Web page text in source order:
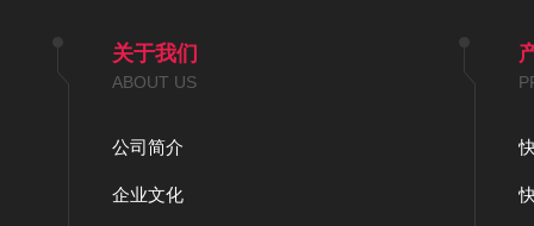
关于我们
ABOUT US
公司简介
企业文化